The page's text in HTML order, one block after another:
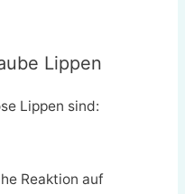
Lippen
Lippen sind:
Reaktion auf